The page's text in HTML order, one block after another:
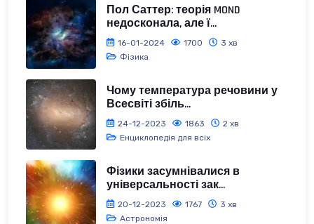
Пол Саттер: теорія MOND
недосконала, але ї...
16-01-2024 1700
3 хв
Фізика
Чому температура речовини у
Всесвіті збіль...
24-12-2023 1863
2 хв
Енциклопедія для всіх
Фізики засумнівалися в
універсальності зак...
20-12-2023 1767
3 хв
Астрономія